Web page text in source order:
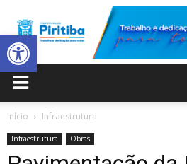
Abrir a barra de ferramentas
Início Infraestrutura
Infraestrutura Obras